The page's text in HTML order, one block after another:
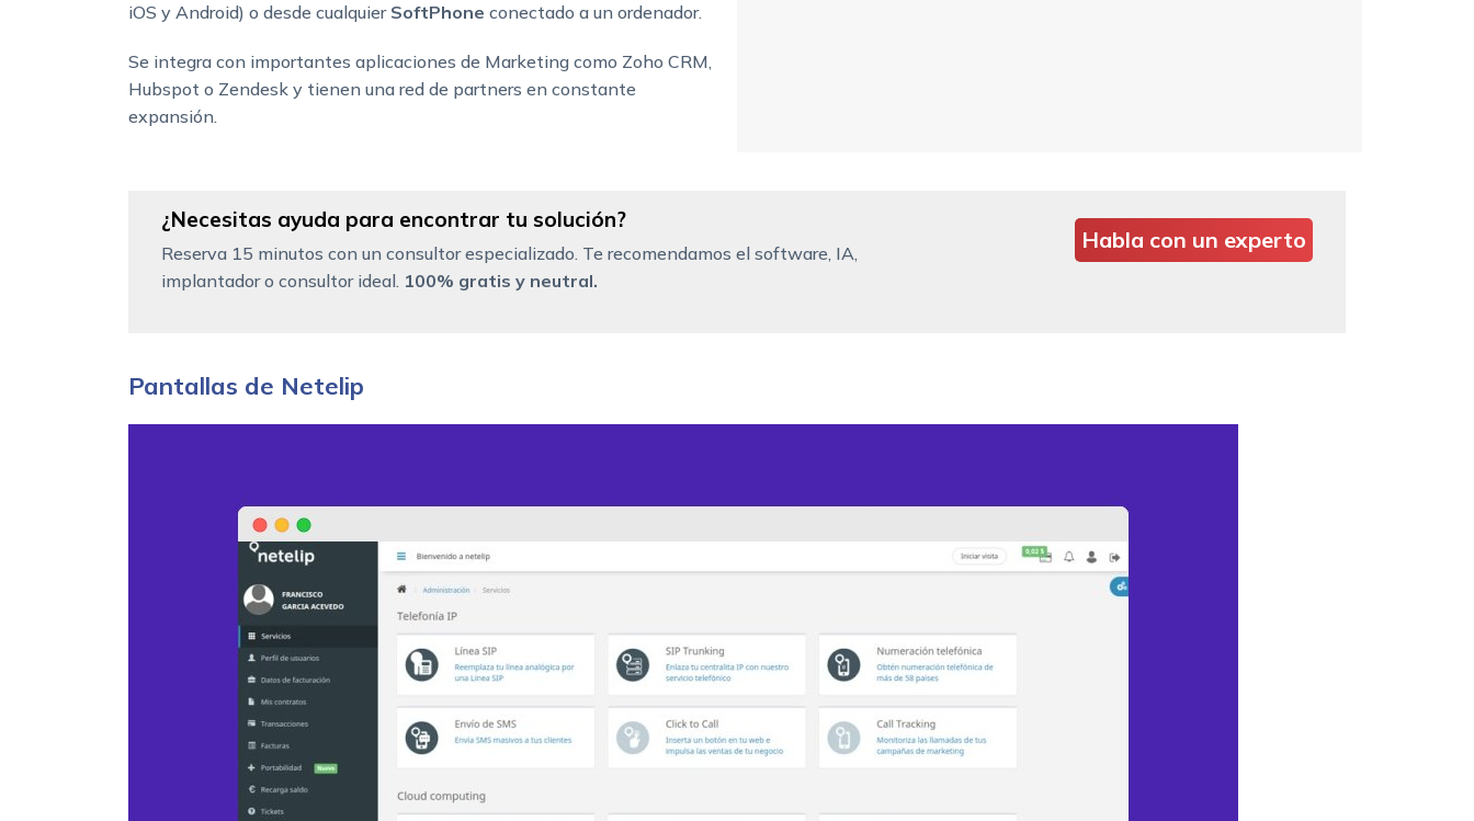
iOS y Android) o desde cualquier SoftPhone conectado a un ordenador.
Se integra con importantes aplicaciones de Marketing como Zoho CRM,
Hubspot o Zendesk y tienen una red de partners en constante
expansión.
¿Necesitas ayuda para encontrar tu solución?
Reserva 15 minutos con un consultor especializado. Te recomendamos el software, IA,
implantador o consultor ideal. 100% gratis y neutral.
Habla con un experto
Pantallas de Netelip